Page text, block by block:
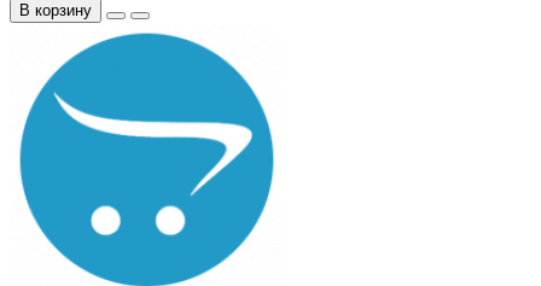
В корзину